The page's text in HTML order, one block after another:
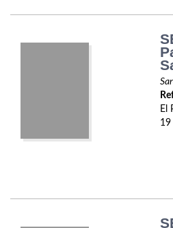
Local
Matemáticas
El
19